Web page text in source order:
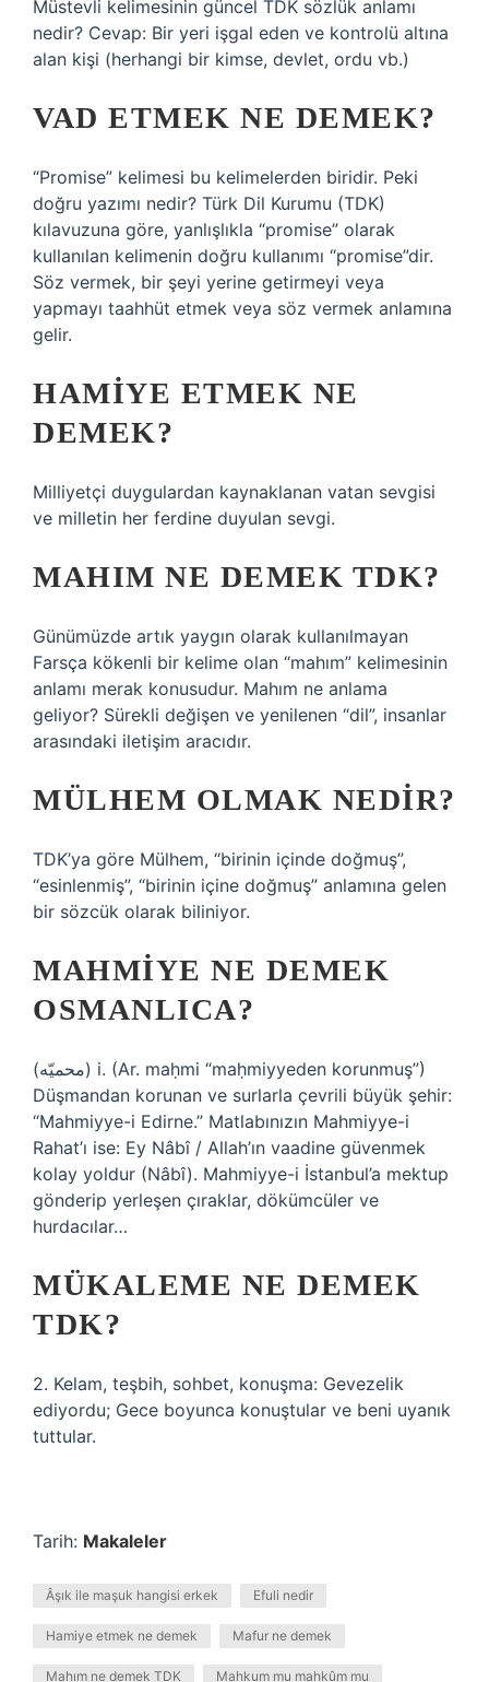
Müstevli kelimesinin güncel TDK sözlük anlamı
nedir? Cevap: Bir yeri işgal eden ve kontrolü altına
alan kişi (herhangi bir kimse, devlet, ordu vb.)
VAD ETMEK NE DEMEK?
“Promise” kelimesi bu kelimelerden biridir. Peki
doğru yazımı nedir? Türk Dil Kurumu (TDK)
kılavuzuna göre, yanlışlıkla “promise” olarak
kullanılan kelimenin doğru kullanımı “promise”dir.
Söz vermek, bir şeyi yerine getirmeyi veya
yapmayı taahhüt etmek veya söz vermek anlamına
gelir.
HAMIYE ETMEK NE
DEMEK?
Milliyetçi duygulardan kaynaklanan vatan sevgisi
ve milletin her ferdine duyulan sevgi.
MAHIM NE DEMEK TDK?
Günümüzde artık yaygın olarak kullanılmayan
Farsça kökenli bir kelime olan “mahım” kelimesinin
anlamı merak konusudur. Mahım ne anlama
geliyor? Sürekli değişen ve yenilenen “dil”, insanlar
arasındaki iletişim aracıdır.
MÜLHEM OLMAK NEDIR?
TDK’ya göre Mülhem, “birinin içinde doğmuş”,
“esinlenmiş”, “birinin içine doğmuş” anlamına gelen
bir sözcük olarak biliniyor.
MAHMIYE NE DEMEK
OSMANLICA?
(ﻣﺤﻤﻴّﻪ) i. (Ar. maḥmі “maḥmiyyeden korunmuş”)
Düşmandan korunan ve surlarla çevrili büyük şehir:
“Mahmiyye-i Edirne.” Matlabınızın Mahmiyye-i
Rahat’ı ise: Ey Nâbî / Allah’ın vaadine güvenmek
kolay yoldur (Nâbî). Mahmiyye-i İstanbul’a mektup
gönderip yerleşen çıraklar, dökümcüler ve
hurdacılar…
MÜKALEME NE DEMEK
TDK?
2. Kelam, teşbih, sohbet, konuşma: Gevezelik
ediyordu; Gece boyunca konuştular ve beni uyanık
tuttular.
Tarih: Makaleler
Âşık ile maşuk hangisi erkek Efuli nedir
Hamiye etmek ne demek Mafur ne demek
Mahım ne demek TDK Mahkum mu mahkûm mu